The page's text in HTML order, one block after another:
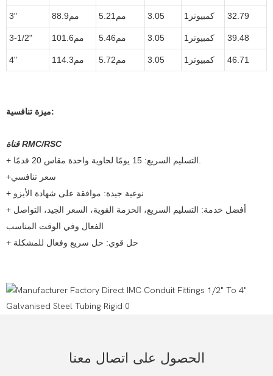
3" مم88.9 مم5.21 3.05 كمبيوتر1 32.79
3-1/2" مم101.6 مم5.46 3.05 كمبيوتر1 39.48
4" مم114.3 مم5.72 3.05 كمبيوتر1 46.71
ميزة تنافسية:
قناة RMC/RSC
+ التسليم السريع: 15 يومًا لحاوية واحدة مقاس 20 قدمًا.
+سعر تنافسي
+ نوعية جيدة: موافقة على شهادة الأيزو
+ أفضل خدمة: التسليم السريع، الحزمة القوية، السعر الجيد، التواصل
الفعال وفي الوقت المناسب
+ حل قوي: حل سريع وفعال للمشكلة
الحصول على اتصال معنا